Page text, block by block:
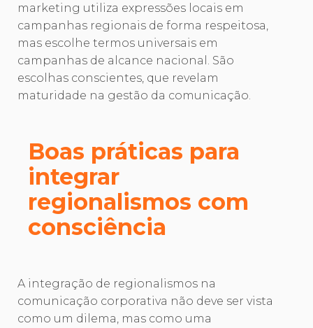
marketing utiliza expressões locais em
campanhas regionais de forma respeitosa,
mas escolhe termos universais em
campanhas de alcance nacional. São
escolhas conscientes, que revelam
maturidade na gestão da comunicação.
Boas práticas para
integrar
regionalismos com
consciência
A integração de regionalismos na
comunicação corporativa não deve ser vista
como um dilema, mas como uma